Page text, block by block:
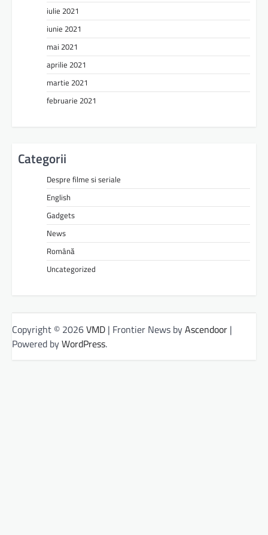
iulie 2021
iunie 2021
mai 2021
aprilie 2021
martie 2021
februarie 2021
Categorii
Despre filme si seriale
English
Gadgets
News
Română
Uncategorized
Copyright © 2026VMD | Frontier News byAscendoor |
Powered byWordPress.